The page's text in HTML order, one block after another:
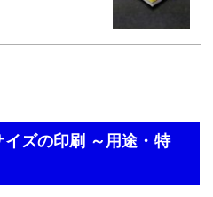
ズの印刷 ～用途・特